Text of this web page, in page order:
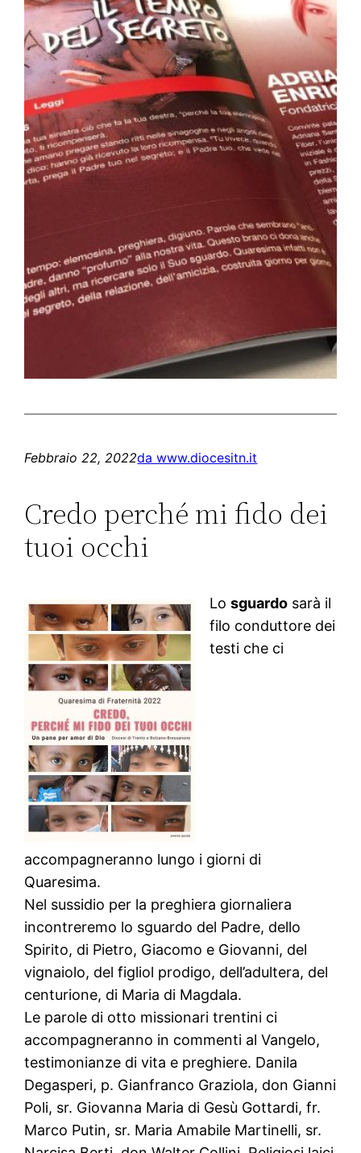
Febbraio 22, 2022da www.diocesitn.it
Credo perché mi fido dei
tuoi occhi
Losguardo sarà il
filo conduttore dei
testi che ci
accompagneranno lungo i giorni di
Quaresima.
Nel sussidio per la preghiera giornaliera
incontreremo lo sguardo del Padre, dello
Spirito, di Pietro, Giacomo e Giovanni, del
vignaiolo, del figliol prodigo, dell’adultera, del
centurione, di Maria di Magdala.
Le parole di otto missionari trentini ci
accompagneranno in commenti al Vangelo,
testimonianze di vita e preghiere. Danila
Degasperi, p. Gianfranco Graziola, don Gianni
Poli, sr. Giovanna Maria di Gesù Gottardi, fr.
Marco Putin, sr. Maria Amabile Martinelli, sr.